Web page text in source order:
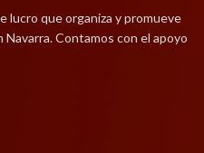
lucro que organiza y promueve
Contamos con el apoyo